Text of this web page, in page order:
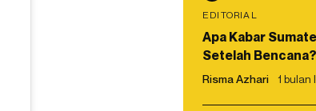
EDITORIAL
Apa Kabar
Setelah Bencana?
Risma Azhari 1 bulan